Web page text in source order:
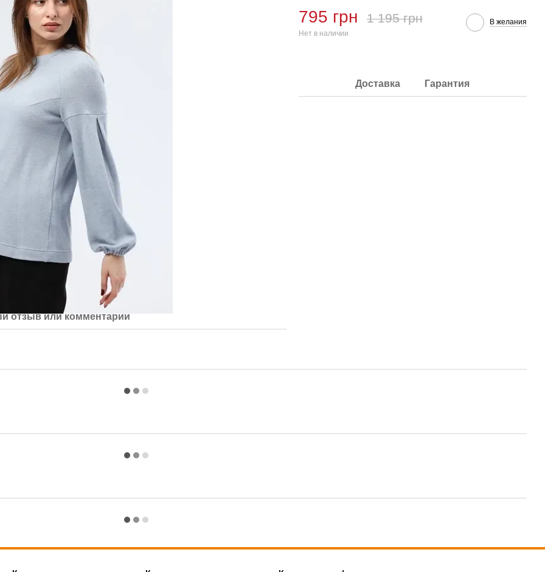
отзыв или комментарий
795 грн 1 195 грн
Нет в наличии
В желания
Доставка Гарантия